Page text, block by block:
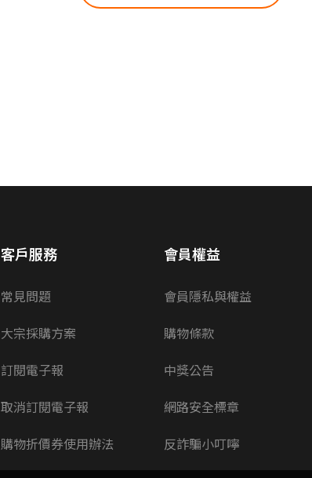
客戶服務
常見問題
大宗採購方案
訂閱電子報
取消訂閱電子報
購物折價券使用辦法
會員權益
會員隱私與權益
購物條款
中獎公告
網路安全標章
反詐騙小叮嚀